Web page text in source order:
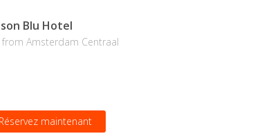
Blu Hotel
from Amsterdam Centraal
Réservez maintenant